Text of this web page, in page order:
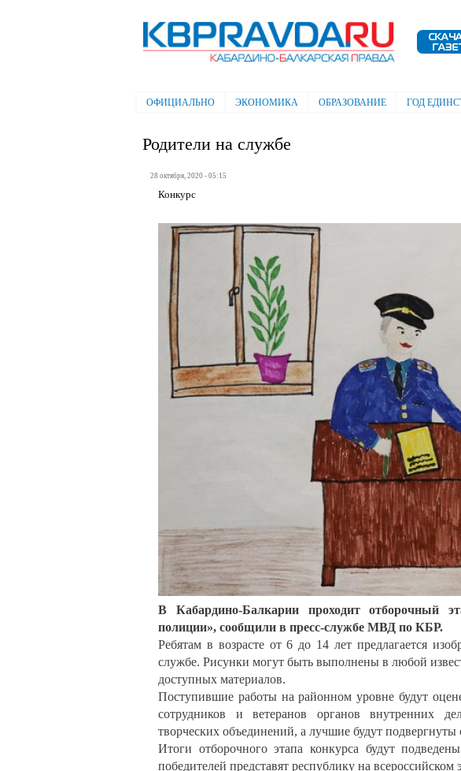
Электронная газета "Кабардино-
Балкарская правда"
Главное меню
ОФИЦИАЛЬНО ЭКОНОМИКА ОБРАЗОВАНИЕ ГОД
Родители на службе
28 октября, 2020 - 05:15
Конкурс
В Кабардино-Балкарии проходит отборочный
полиции», сообщили в пресс-службе МВД по КБР.
Ребятам в возрасте от 6 до 14 лет предлагается
службе. Рисунки могут быть выполнены в любой
доступных материалов.
Поступившие работы на районном уровне будут
сотрудников и ветеранов органов внутренних
творческих объединений, а лучшие будут
Итоги отборочного этапа конкурса будут
победителей представят республику на всероссийском